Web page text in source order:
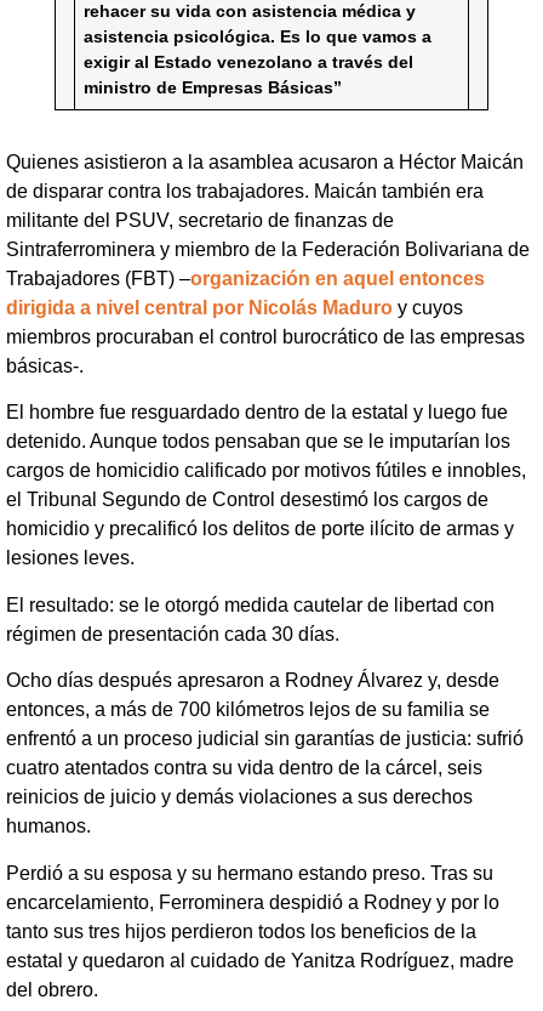
rehacer su vida con asistencia médica y
asistencia psicológica. Es lo que vamos a
exigir al Estado venezolano a través del
ministro de Empresas Básicas”
Quienes asistieron a la asamblea acusaron a Héctor Maicán
de disparar contra los trabajadores. Maicán también era
militante del PSUV, secretario de finanzas de
Sintraferrominera y miembro de la Federación Bolivariana de
Trabajadores (FBT) –organización en aquel entonces
dirigida a nivel central por Nicolás Maduro y cuyos
miembros procuraban el control burocrático de las empresas
básicas-.
El hombre fue resguardado dentro de la estatal y luego fue
detenido. Aunque todos pensaban que se le imputarían los
cargos de homicidio calificado por motivos fútiles e innobles,
el Tribunal Segundo de Control desestimó los cargos de
homicidio y precalificó los delitos de porte ilícito de armas y
lesiones leves.
El resultado: se le otorgó medida cautelar de libertad con
régimen de presentación cada 30 días.
Ocho días después apresaron a Rodney Álvarez y, desde
entonces, a más de 700 kilómetros lejos de su familia se
enfrentó a un proceso judicial sin garantías de justicia: sufrió
cuatro atentados contra su vida dentro de la cárcel, seis
reinicios de juicio y demás violaciones a sus derechos
humanos.
Perdió a su esposa y su hermano estando preso. Tras su
encarcelamiento, Ferrominera despidió a Rodney y por lo
tanto sus tres hijos perdieron todos los beneficios de la
estatal y quedaron al cuidado de Yanitza Rodríguez, madre
del obrero.